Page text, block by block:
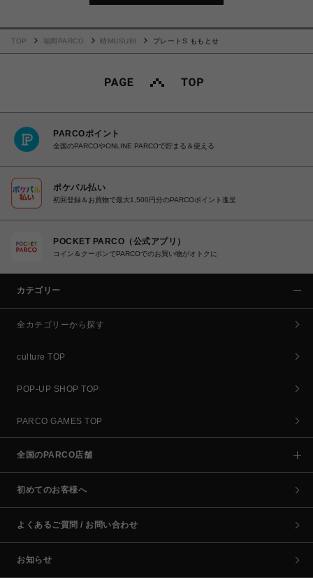
TOP 福岡PARCO 晴MUSUBI プレートS ももとせ
PARCOポイント
全国のPARCOやONLINE PARCOで貯まる＆使える
ポケパル払い
初回登録＆お買物で最大1,500円分のPARCOポイント進呈
POCKET PARCO（公式アプリ）
コイン＆クーポンでPARCOでのお買い物がオトクに
カテゴリー
全カテゴリーから探す
culture TOP
POP-UP SHOP TOP
PARCO GAMES TOP
全国のPARCO店舗
初めてのお客様へ
よくあるご質問 / お問い合わせ
お知らせ